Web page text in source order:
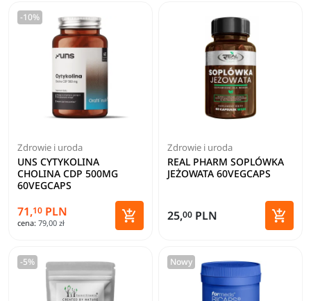
-10%
Zdrowie i uroda
UNS CYTYKOLINA
CHOLINA CDP 500MG
60VEGCAPS
71,10 PLN
cena: 79,00 zł 
Dodaj do koszyka
Zdrowie i uroda
REAL PHARM SOPLÓWKA
JEŻOWATA 60VEGCAPS
25,00 PLN 
Dodaj
-5% Nowy